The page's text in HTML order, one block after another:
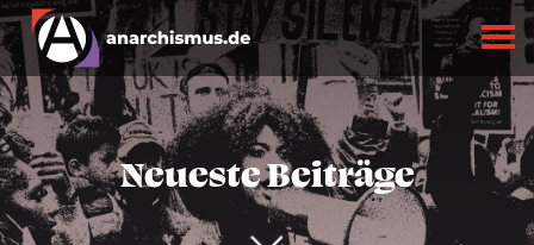
Neueste Beiträge